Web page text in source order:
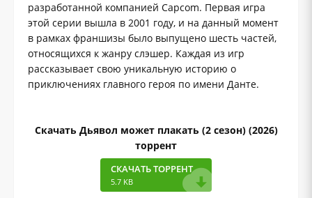
разработанной компанией Capcom. Первая игра
этой серии вышла в 2001 году, и на данный момент
в рамках франшизы было выпущено шесть частей,
относящихся к жанру слэшер. Каждая из игр
рассказывает свою уникальную историю о
приключениях главного героя по имени Данте.
Скачать Дьявол может плакать (2 сезон) (2026)
торрент
СКАЧАТЬ ТОРРЕНТ
5.7 KB